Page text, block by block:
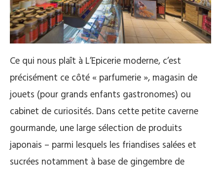
Ce qui nous plaît à L’Epicerie moderne, c’est
précisément ce côté « parfumerie », magasin de
jouets (pour grands enfants gastronomes) ou
cabinet de curiosités. Dans cette petite caverne
gourmande, une large sélection de produits
japonais – parmi lesquels les friandises salées et
sucrées notamment à base de gingembre de